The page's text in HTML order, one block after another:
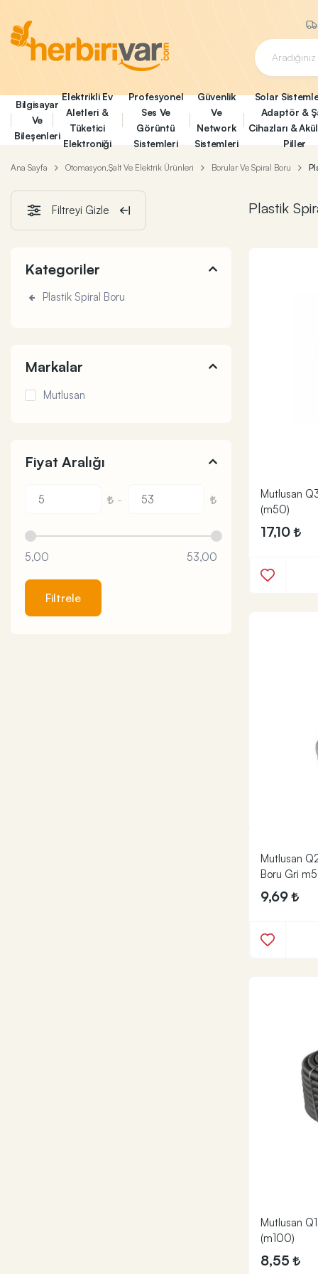
Bilgisayar
Ve
Bileşenleri
Elektrikli Ev
Aletleri &
Tüketici
Elektroniği
Profesyonel
Ses Ve
Görüntü
Sistemleri
Güvenlik
Ve
Network
Sistemleri
Solar
Adaptör &
Cihazları &
Piller
Ana Sayfa Otomasyon,Şalt Ve Elektrik Ürünleri Borular Ve Spiral Boru
Kategoriler
Plastik Spiral Boru
Markalar
Mutlusan
Fiyat Aralığı
-
5,00 53,00
Filtrele
Filtreyi Gizle Plastik
Mutlusan
(m50)
17,10
Mutlusan
Boru Gri
9,69
Mutlusan
(m100)
8,55